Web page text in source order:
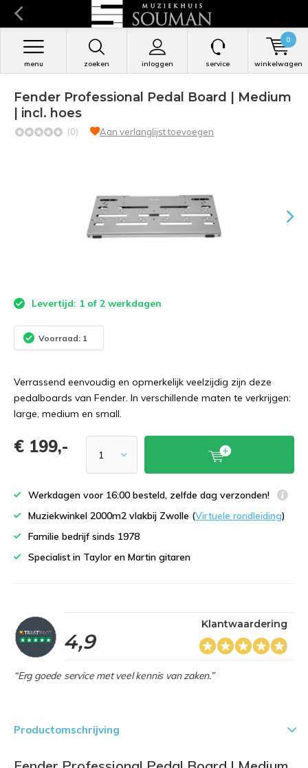
zoeken inloggen
menu service winkelwagen
0
Fender Professional Pedal Board | Medium
| incl. hoes
(0) Aan verlanglijst toevoegen
Levertijd: 1 of 2 werkdagen
Voorraad: 1
Verrassend eenvoudig en opmerkelijk veelzijdig zijn deze
pedalboards van Fender. In verschillende maten te verkrijgen:
large, medium en small.
€ 199,-
Werkdagen voor 16:00 besteld, zelfde dag verzonden!
Muziekwinkel 2000m2 vlakbij Zwolle (Virtuele rondleiding)
Familie bedrijf sinds 1978
Specialist in Taylor en Martin gitaren
4,9
Klantwaardering
“Erg goede service met veel kennis van zaken.”
Productomschrijving